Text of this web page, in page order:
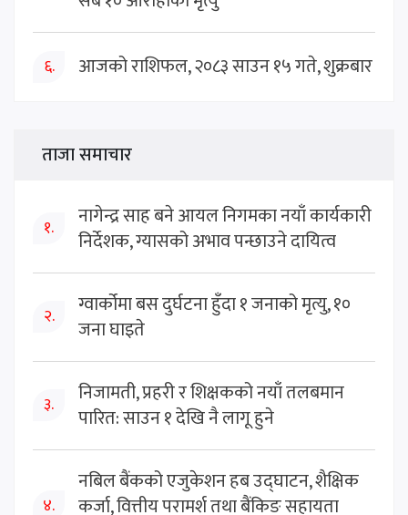
६. आजको राशिफल, २०८३ साउन १५ गते, शुक्रबार
ताजा समाचार
१.
नागेन्द्र साह बने आयल निगमका नयाँ कार्यकारी
निर्देशक, ग्यासको अभाव पन्छाउने दायित्व
२.
ग्वार्कोमा बस दुर्घटना हुँदा १ जनाको मृत्यु, १०
जना घाइते
३.
निजामती, प्रहरी र शिक्षकको नयाँ तलबमान
पारित: साउन १ देखि नै लागू हुने
४.
नबिल बैंकको एजुकेशन हब उद्घाटन, शैक्षिक
कर्जा, वित्तीय परामर्श तथा बैंकिङ सहायता